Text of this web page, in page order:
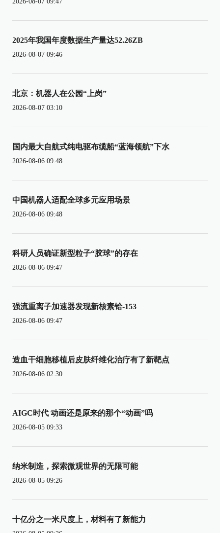
2025年我国年度数据生产量达52.26ZB
2026-08-07 09:46
北京：机器人在公园“上岗”
2026-08-07 03:10
国内最大自航式纯电驱布缆船“蓝海领航”下水
2026-08-06 09:48
中国机器人适配全球多元应用场景
2026-08-06 09:48
科研人员确证新型粒子“胶球”的存在
2026-08-06 09:47
强流重离子加速器发现新核素铪-153
2026-08-06 09:47
造血干细胞移植后皮肤纤维化治疗有了新靶点
2026-08-06 02:30
AIGC时代 动画还是原来的那个“动画”吗
2026-08-05 09:33
纳米制造，探索微观世界的无限可能
2026-08-05 09:26
十亿分之一米尺度上，材料有了新能力